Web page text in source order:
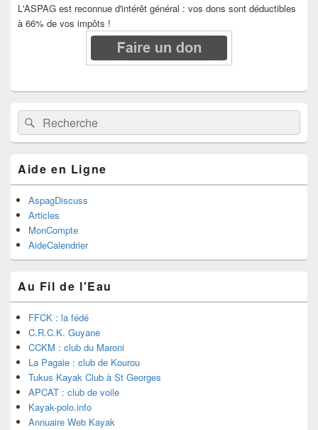
L'ASPAG est reconnue d'intérêt général : vos dons sont déductibles
à 66% de vos impôts !
Recherche :Rechercher
Aide en Ligne
AspagDiscuss
Articles
MonCompte
AideCalendrier
Au Fil de l'Eau
FFCK : la fédé
C.R.C.K. Guyane
CCKM : club du Maroni
La Pagaie : club de Kourou
Tukus Kayak Club à St Georges
APCAT : club de voile
Kayak-polo.info
Annuaire Web Kayak